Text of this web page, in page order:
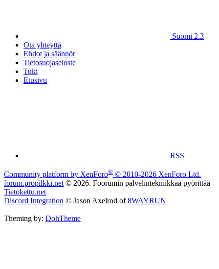
Suomi 2.3
Ota yhteyttä
Ehdot ja säännöt
Tietosuojaseloste
Tuki
Etusivu
RSS
Community platform by XenForo® © 2010-2026 XenForo Ltd.
forum.propilkki.net © 2026. Foorumin palvelintekniikkaa pyörittää
Tietokettu.net
Discord Integration © Jason Axelrod of8WAYRUN
Theming by: DohTheme